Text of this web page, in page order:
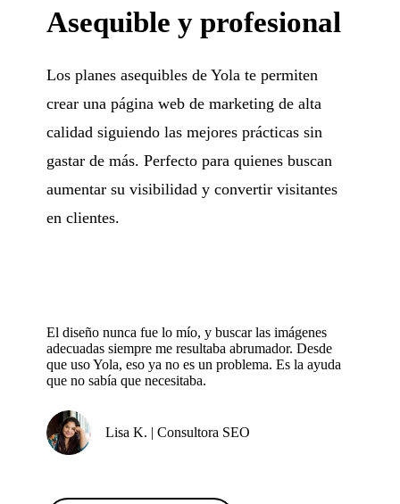
Asequible y profesional
Los planes asequibles de Yola te permiten
crear una página web de marketing de alta
calidad siguiendo las mejores prácticas sin
gastar de más. Perfecto para quienes buscan
aumentar su visibilidad y convertir visitantes
en clientes.
El diseño nunca fue lo mío, y buscar las imágenes
adecuadas siempre me resultaba abrumador. Desde
que uso Yola, eso ya no es un problema. Es la ayuda
que no sabía que necesitaba.
Lisa K. | Consultora SEO